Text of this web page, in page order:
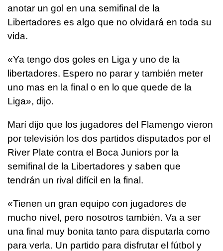
anotar un gol en una semifinal de la
Libertadores es algo que no olvidará en toda su
vida.
«Ya tengo dos goles en Liga y uno de la
libertadores. Espero no parar y también meter
uno mas en la final o en lo que quede de la
Liga», dijo.
Marí dijo que los jugadores del Flamengo vieron
por televisión los dos partidos disputados por el
River Plate contra el Boca Juniors por la
semifinal de la Libertadores y saben que
tendrán un rival difícil en la final.
«Tienen un gran equipo con jugadores de
mucho nivel, pero nosotros también. Va a ser
una final muy bonita tanto para disputarla como
para verla. Un partido para disfrutar el fútbol y